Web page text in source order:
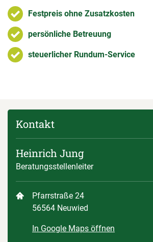
Festpreis ohne Zusatzkosten
persönliche Betreuung
steuerlicher Rundum-Service
Kontakt
Heinrich Jung
Beratungsstellenleiter
Pfarrstraße 24
56564 Neuwied
In Google Maps öffnen